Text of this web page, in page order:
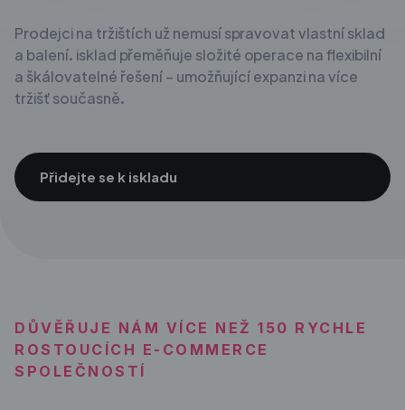
Prodejci na tržištích už nemusí spravovat vlastní sklad
a balení. isklad přeměňuje složité operace na flexibilní
a škálovatelné řešení– umožňující expanzi na více
tržišť současně.
Přidejte se k iskladu
DŮVĚŘUJE NÁM VÍCE NEŽ 150 RYCHLE
ROSTOUCÍCH E-COMMERCE
SPOLEČNOSTÍ